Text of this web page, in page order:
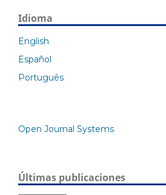
Idioma
English
Español
Português
Open Journal Systems
Últimas publicaciones